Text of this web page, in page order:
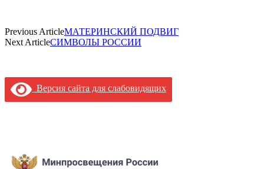
Previous ArticleМАТЕРИНСКИЙ ПОДВИГ
Next ArticleСИМВОЛЫ РОССИИ
Версия сайта для слабовидящих